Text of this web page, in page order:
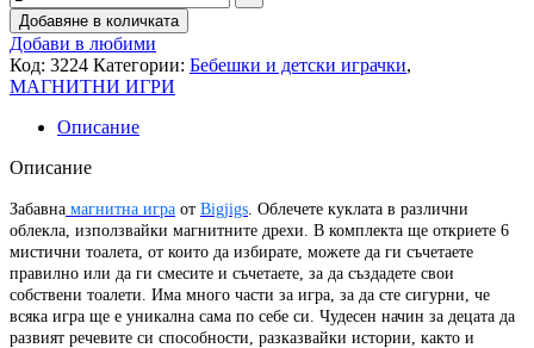
Добавяне в количката
Добави в любими
Код: 3224 Категории: Бебешки и детски играчки,
МАГНИТНИ ИГРИ
Описание
Описание
Забавна магнитна игра от Bigjigs . Облечете куклата в различни
облекла, използвайки магнитните дрехи. В комплекта ще откриете 6
мистични тоалета, от които да избирате, можете да ги съчетаете
правилно или да ги смесите и съчетаете, за да създадете свои
собствени тоалети. Има много части за игра, за да сте сигурни, че
всяка игра ще е уникална сама по себе си. Чудесен начин за децата да
развият речевите си способности, разказвайки истории, както и